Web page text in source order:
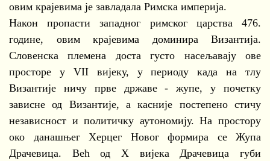
овим крајевима је завладала Римска империја.
Након пропасти западног римског царства 476.
године, овим крајевима доминира Византија.
Словенска племена доста густо насељавају ове
просторе у VII вијеку, у периоду када на тлу
Византије ничу прве државе - жупе, у почетку
зависне од Византије, а касније постепено стичу
независност и политичку аутономију. На простору
око данашњег Херцег Новог формира се Жупа
Драчевица. Већ од X вијека Драчевица губи